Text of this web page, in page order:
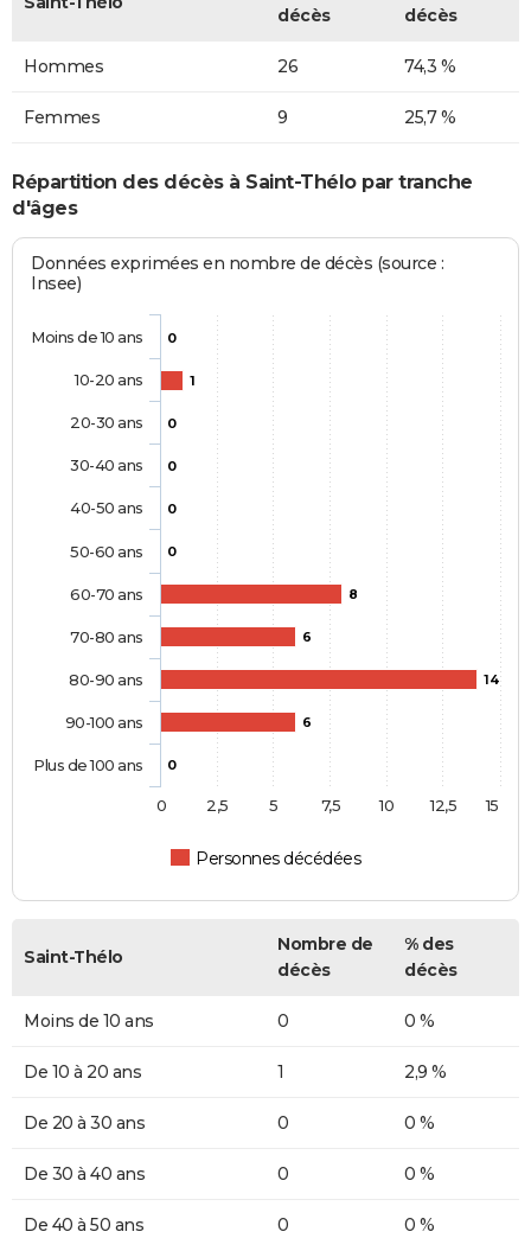
décès
décès
Hommes 26 74,3 %
Femmes 9 25,7 %
Répartition des décès à Saint-Thélo par tranche
d'âges
Données exprimées en nombre de décès (source :
Insee)
0
1
0
0
0
0
8
6
14
6
0
Personnes décédées
Moins de 10 ans
10-20 ans
20-30 ans
30-40 ans
40-50 ans
50-60 ans
60-70 ans
70-80 ans
80-90 ans
90-100 ans
Plus de 100 ans
0 2,5 5 7,5 10 12,5 15
Saint-Thélo
Nombre de
décès
% des
décès
Moins de 10 ans 0 0 %
De 10 à 20 ans 1 2,9 %
De 20 à 30 ans 0 0 %
De 30 à 40 ans 0 0 %
De 40 à 50 ans 0 0 %